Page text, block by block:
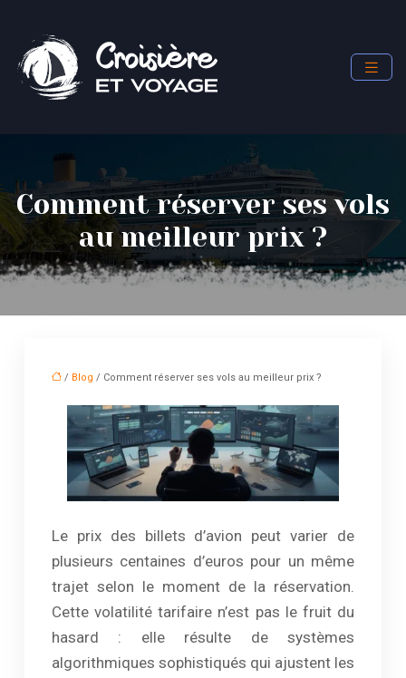
Comment réserver ses vols
au meilleur prix ?
/ Blog / Comment réserver ses vols au meilleur prix ?
Le prix des billets d’avion peut varier de
plusieurs centaines d’euros pour un même
trajet selon le moment de la réservation.
Cette volatilité tarifaire n’est pas le fruit du
hasard : elle résulte de systèmes
algorithmiques sophistiqués qui ajustent les